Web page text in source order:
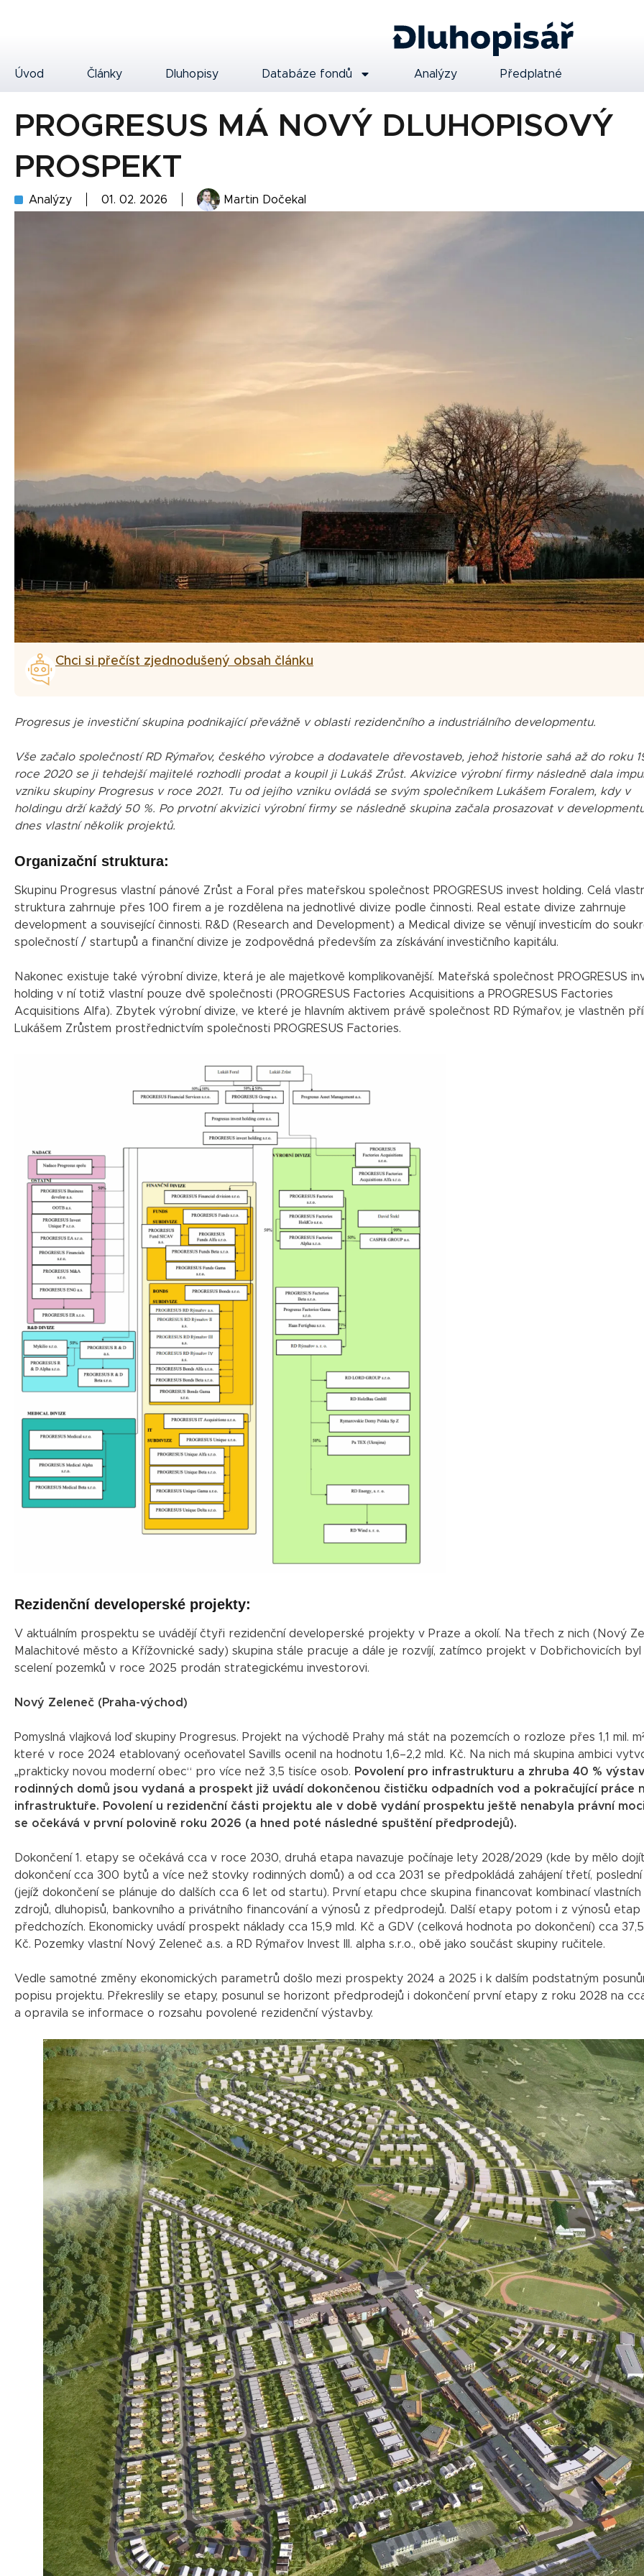
Úvod Články Dluhopisy Databáze fondů Analýzy Předplatné
PROGRESUS MÁ NOVÝ DLUHOPISOVÝ
PROSPEKT
Analýzy 01. 02. 2026 Martin Dočekal
Chci si přečíst zjednodušený obsah článku
Progresus je investiční skupina podnikající převážně v oblasti rezidenčního a industriálního developmentu.
Vše začalo společností RD Rýmařov, českého výrobce a dodavatele dřevostaveb, jehož historie sahá až do roku
roce 2020 se ji tehdejší majitelé rozhodli prodat a koupil ji Lukáš Zrůst. Akvizice výrobní firmy následně dala
vzniku skupiny Progresus v roce 2021. Tu od jejího vzniku ovládá se svým společníkem Lukášem Foralem, kdy v
holdingu drží každý 50 %. Po prvotní akvizici výrobní firmy se následně skupina začala prosazovat v
dnes vlastní několik projektů.
Organizační struktura:
Skupinu Progresus vlastní pánové Zrůst a Foral přes mateřskou společnost PROGRESUS invest holding. Celá
struktura zahrnuje přes 100 firem a je rozdělena na jednotlivé divize podle činnosti. Real estate divize zahrnuje
development a související činnosti. R&D (Research and Development) a Medical divize se věnují investicím do
společností / startupů a finanční divize je zodpovědná především za získávání investičního kapitálu.
Nakonec existuje také výrobní divize, která je ale majetkově komplikovanější. Mateřská společnost PROGRESUS
holding v ní totiž vlastní pouze dvě společnosti (PROGRESUS Factories Acquisitions a PROGRESUS Factories
Acquisitions Alfa). Zbytek výrobní divize, ve které je hlavním aktivem právě společnost RD Rýmařov, je vlastněn
Lukášem Zrůstem prostřednictvím společnosti PROGRESUS Factories.
Rezidenční developerské projekty:
V aktuálním prospektu se uvádějí čtyři rezidenční developerské projekty v Praze a okolí. Na třech z nich (Nový
Malachitové město a Křížovnické sady) skupina stále pracuje a dále je rozvíjí, zatímco projekt v Dobřichovicích byl
scelení pozemků v roce 2025 prodán strategickému investorovi.
Nový Zeleneč (Praha-východ)
Pomyslná vlajková loď skupiny Progresus. Projekt na východě Prahy má stát na pozemcích o rozloze přes 1,1 mil.
které v roce 2024 etablovaný oceňovatel Savills ocenil na hodnotu 1,6–2,2 mld. Kč. Na nich má skupina ambici
„prakticky novou moderní obec“ pro více než 3,5 tisíce osob. Povolení pro infrastrukturu a zhruba 40 %
rodinných domů jsou vydaná a prospekt již uvádí dokončenou čističku odpadních vod a pokračující práce
infrastruktuře. Povolení u rezidenční části projektu ale v době vydání prospektu ještě nenabyla právní
se očekává v první polovině roku 2026 (a hned poté následné spuštění předprodejů).
Dokončení 1. etapy se očekává cca v roce 2030, druhá etapa navazuje počínaje lety 2028/2029 (kde by mělo
dokončení cca 300 bytů a více než stovky rodinných domů) a od cca 2031 se předpokládá zahájení třetí,
(jejíž dokončení se plánuje do dalších cca 6 let od startu). První etapu chce skupina financovat kombinací vlastních
zdrojů, dluhopisů, bankovního a privátního financování a výnosů z předprodejů. Další etapy potom i z výnosů etap
předchozích. Ekonomicky uvádí prospekt náklady cca 15,9 mld. Kč a GDV (celková hodnota po dokončení) cca 37,5
Kč. Pozemky vlastní Nový Zeleneč a.s. a RD Rýmařov Invest III. alpha s.r.o., obě jako součást skupiny ručitele.
Vedle samotné změny ekonomických parametrů došlo mezi prospekty 2024 a 2025 i k dalším podstatným
popisu projektu. Překreslily se etapy, posunul se horizont předprodejů i dokončení první etapy z roku 2028 na
a opravila se informace o rozsahu povolené rezidenční výstavby.